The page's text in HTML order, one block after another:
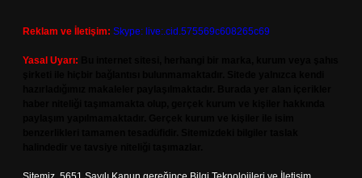
Reklam ve İletişim: Skype: live:.cid.575569c608265c69
Yasal Uyarı: